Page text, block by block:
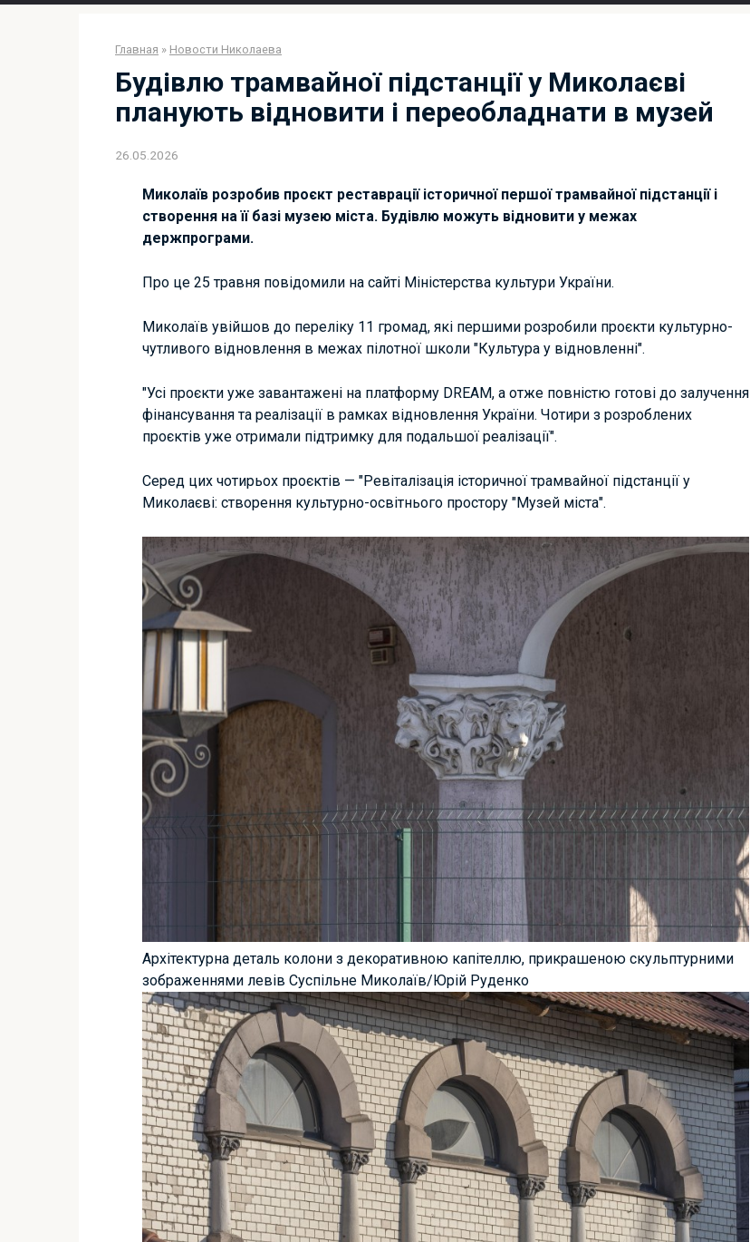
Главная » Новости Николаева
Будівлю трамвайної підстанції у Миколаєві
планують відновити і переобладнати в музей
26.05.2026
Миколаїв розробив проєкт реставрації історичної першої трамвайної підстанції і
створення на її базі музею міста. Будівлю можуть відновити у межах
держпрограми.
Про це 25 травня повідомили на сайті Міністерства культури України.
Миколаїв увійшов до переліку 11 громад, які першими розробили проєкти культурно-
чутливого відновлення в межах пілотної школи "Культура у відновленні".
"Усі проєкти уже завантажені на платформу DREAM, а отже повністю готові до залучення
фінансування та реалізації в рамках відновлення України. Чотири з розроблених
проєктів уже отримали підтримку для подальшої реалізації".
Серед цих чотирьох проєктів — "Ревіталізація історичної трамвайної підстанції у
Миколаєві: створення культурно-освітнього простору "Музей міста".
Архітектурна деталь колони з декоративною капітеллю, прикрашеною скульптурними
зображеннями левів Суспільне Миколаїв/Юрій Руденко